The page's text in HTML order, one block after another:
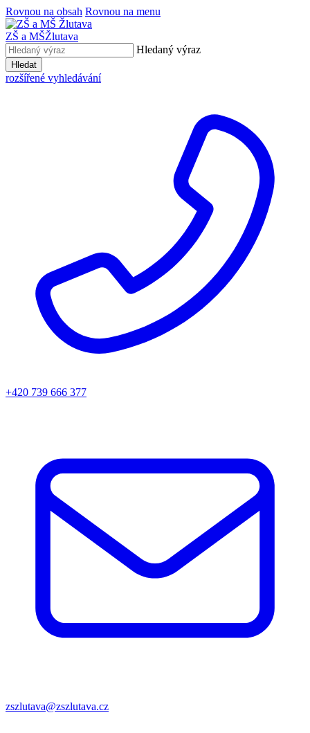
Rovnou na obsah Rovnou na menu
ZŠ a MŠŽlutava
Hledaný výraz
Hledat
rozšířené vyhledávání
+420 739 666 377
zszlutava@zszlutava.cz